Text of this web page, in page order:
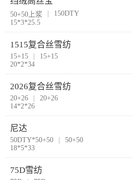
50+50上浆
150DTY
15*3*25.5
1515复合丝雪纺
15+15
15+15
20*2*34
2026复合丝雪纺
20+26
20+26
14*2*26
尼达
50DTY*50+50
50+50
18*5*33
75D雪纺